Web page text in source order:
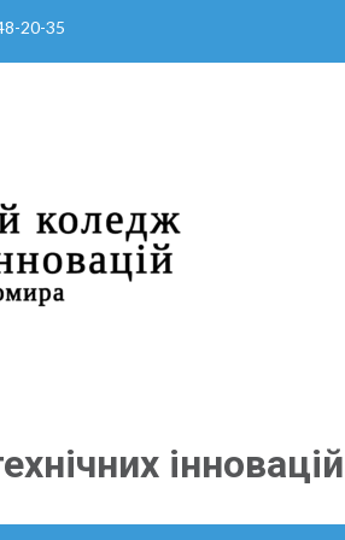
20-35